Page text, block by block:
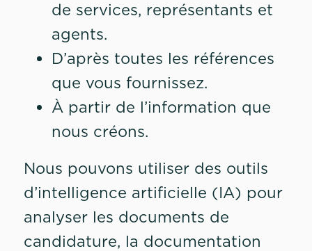
de services, représentants et
agents.
D’après toutes les références
que vous fournissez.
À partir de l’information que
nous créons.
Nous pouvons utiliser des outils
d’intelligence artificielle (IA) pour
analyser les documents de
candidature, la documentation